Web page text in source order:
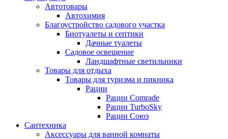
Автотовары
Автохимия
Благоустройство садового участка
Биотуалеты и септики
Дачные туалеты
Садовое освещение
Ландшафтные светильники
Товары для отдыха
Товары для туризма и пикника
Рации
Рации Comrade
Рации TurboSky
Рации Союз
Сантехника
Аксессуары для ванной комнаты